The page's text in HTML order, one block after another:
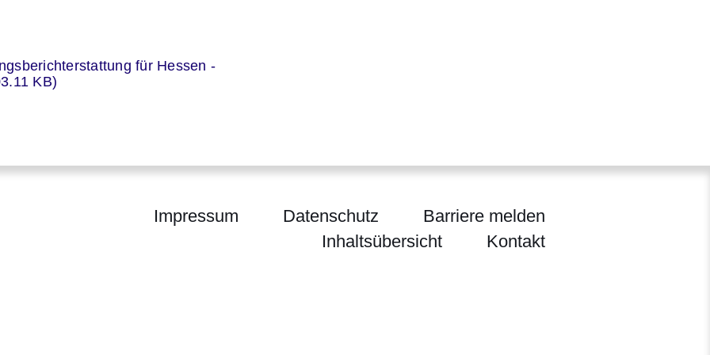
für Hessen -
KB)
für Wirtschaft, Energie, Verkehr, Wohnen und ländlichen Raum
Impressum Datenschutz
Barriere melden
Inhaltsübersicht
Kontakt